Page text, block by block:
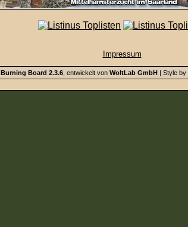
Impressum
Burning Board 2.3.6, entwickelt von WoltLab GmbH| Style by